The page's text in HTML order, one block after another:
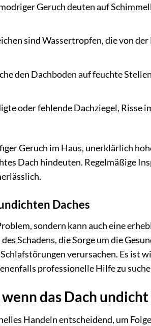
Geruch deuten auf
sind Wassertropfen, die von der
den Dachboden auf feuchte
oder fehlende Dachziegel, Risse
Geruch im Haus, unerklärlich
Dach hindeuten. Regelmäßige
Daches
sondern kann auch eine
Schadens, die Sorge um die
verursachen. Es ist
professionelle Hilfe zu
das Dach undicht
Handeln entscheidend, um